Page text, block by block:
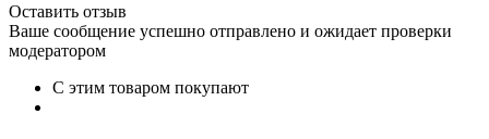
Оставить отзыв
Ваше сообщение успешно отправлено и ожидает проверки
модератором
С этим товаром покупают